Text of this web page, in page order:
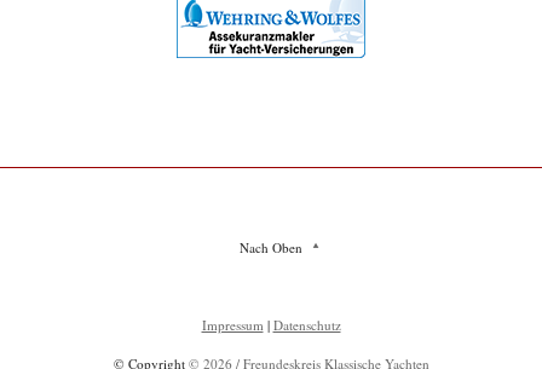
Nach Oben
Impressum | Datenschutz
© Copyright © 2026 / Freundeskreis Klassische Yachten